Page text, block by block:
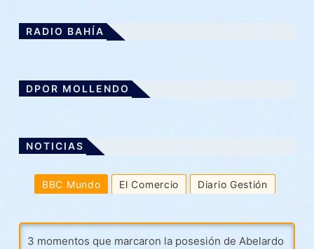
s
p
g
i
a
n
RADIO BAHÍA
DPOR MOLLENDO
NOTICIAS
BBC Mundo El Comercio Diario Gestión
3 momentos que marcaron la posesión de Abelardo